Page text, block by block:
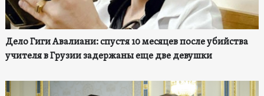
Дело Гиги Авалиани: спустя 10 месяцев после убийства
учителя в Грузии задержаны еще две девушки